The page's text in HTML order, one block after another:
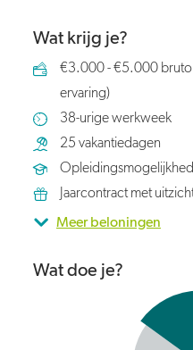
Wat krijg je?
€3.000 - €5.000 bruto
ervaring)
38-urige werkweek
25 vakantiedagen
Jaarcontract met
Meer beloningen
Wat doe je?